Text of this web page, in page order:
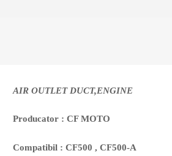
AIR OUTLET DUCT,ENGINE
Producator : CF MOTO
Compatibil : CF500 , CF500-A